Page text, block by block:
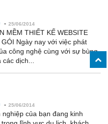
- 25/06/2014
MỀM THIẾT KẾ WEBSITE
Ngày nay với việc phát
công nghệ cùng với sự bùng
các dịch...
- 25/06/2014
nghiệp của bạn đang kinh